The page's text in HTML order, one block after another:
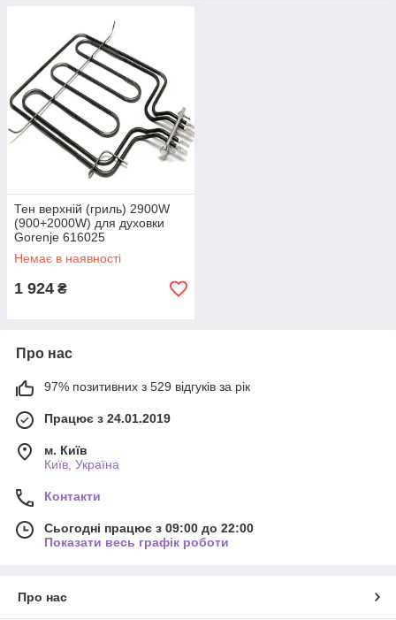
Тен верхній (гриль) 2900W
(900+2000W) для духовки
Gorenje 616025
Немає в наявності
1 924 ₴
Про нас
97% позитивних з 529 відгуків за рік
Працює з 24.01.2019
м. Київ
Київ, Україна
Контакти
Сьогодні працює з 09:00 до 22:00
Показати весь графік роботи
Про нас